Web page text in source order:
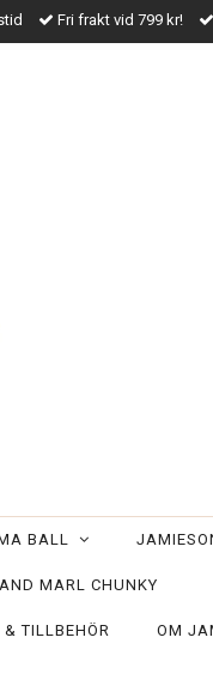
Fri frakt vid 799 kr!
BALL
MARL CHUNKY
& TILLBEHÖR OM